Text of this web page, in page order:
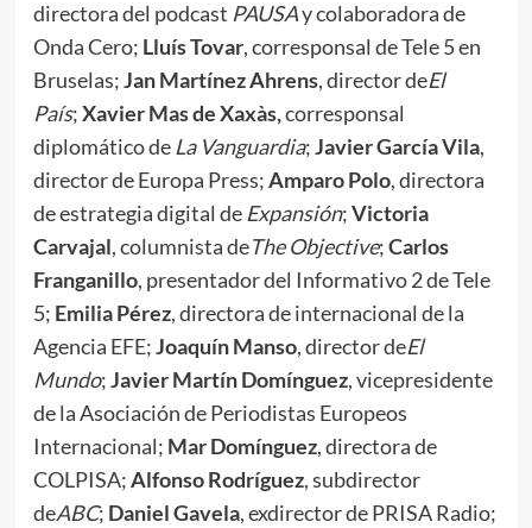
directora del podcast PAUSAy colaboradora de
Onda Cero; Lluís Tovar, corresponsal de Tele 5 en
Bruselas;Jan Martínez Ahrens, director deEl
País;Xavier Mas de Xaxàs,corresponsal
diplomático de La Vanguardia;Javier García Vila,
director de Europa Press;Amparo Polo, directora
de estrategia digital de Expansión;Victoria
Carvajal, columnista deThe Objective;Carlos
Franganillo, presentador del Informativo 2 de Tele
5; Emilia Pérez, directora de internacional de la
Agencia EFE;Joaquín Manso, director deEl
Mundo;Javier Martín Domínguez, vicepresidente
de la Asociación de Periodistas Europeos
Internacional; Mar Domínguez, directora de
COLPISA;Alfonso Rodríguez, subdirector
deABC; Daniel Gavela, exdirector de PRISA Radio;